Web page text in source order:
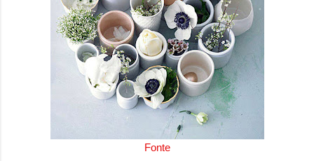
onde queremos envelhecer? A resposta da
maioria das p...
Fonte